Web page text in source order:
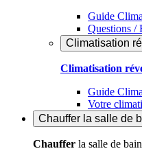
Guide
Questions /
Climatisation
Climatisation
Guide
Votre
Chauffer la salle de
Chauffer la salle de